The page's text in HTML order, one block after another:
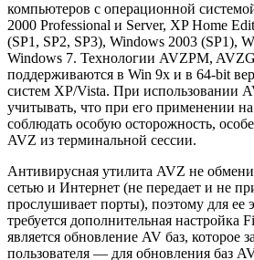
компьютеров с операционной
2000 Professional и Server, XP Home
(SP1, SP2, SP3), Windows 2003 (SP1),
Windows 7. Технологии AVZPM,
поддерживаются в Win 9x и в 64-bit
систем XP/Vista. При использовании
учитывать, что при его применении на
соблюдать особую осторожность,
AVZ из терминальной сессии.
Антивирусная утилита AVZ не
сетью и Интернет (не передает и не
прослушивает порты), поэтому для ее
требуется дополнительная
является обновление AV баз, которое
пользователя — для обновления баз